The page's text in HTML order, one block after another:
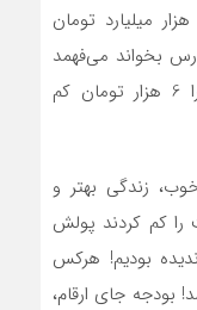
وابستگی بودجه به نفت را 31 هزار میلیارد تومان
بخواند می‌فهمد
شما چه کردید. شما ارزش پول ملی را 6 هزار تومان کم
زندگی بهتر و
کم کردند پولش
بودیم! هرکس
بودجه جای ارقام،